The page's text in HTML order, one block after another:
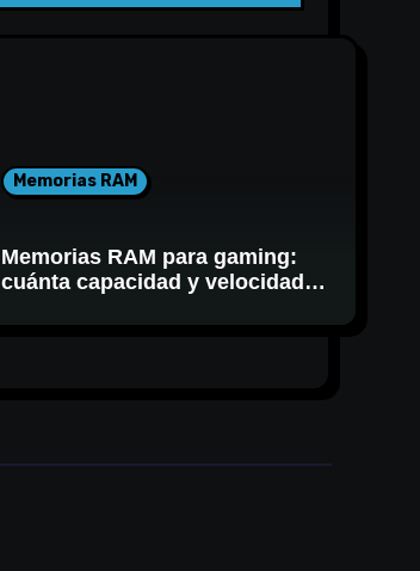
Memorias RAM
Memorias RAM para gaming:
cuánta capacidad y velocidad